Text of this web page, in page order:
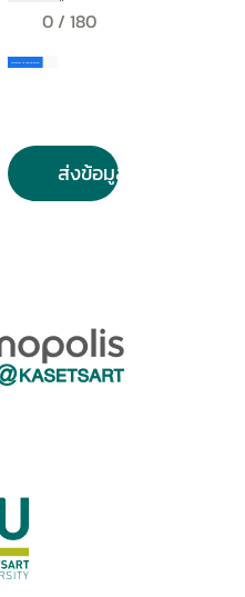
0 / 180
ส่งข้อมูล